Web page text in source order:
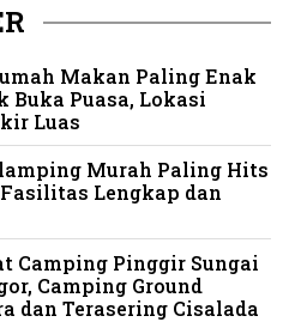
Makan Paling Enak
Buka Puasa, Lokasi
Luas
Murah Paling Hits
Lengkap dan
Camping Pinggir Sungai
Camping Ground
dan Terasering Cisalada